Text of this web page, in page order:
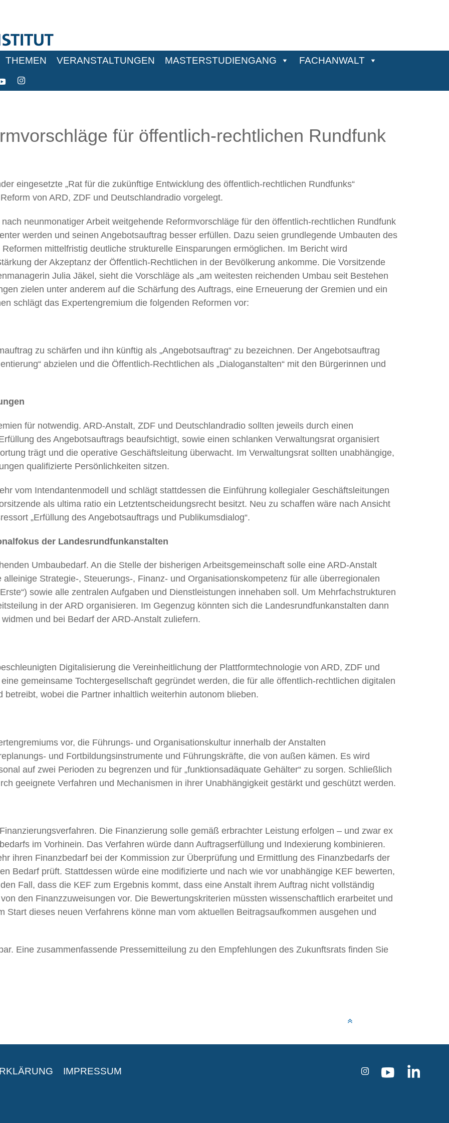
THEMEN VERANSTALTUNGEN MASTERSTUDIENGANG FACHANWALT
für öffentlich-rechtlichen Rundfunk
eingesetzte „Rat für die zukünftige Entwicklung des öffentlich-rechtlichen Rundfunks“
von ARD, ZDF und Deutschlandradio vorgelegt.
neunmonatiger Arbeit weitgehende Reformvorschläge für den öffentlich-rechtlichen Rundfunk
werden und seinen Angebotsauftrag besser erfüllen. Dazu seien grundlegende Umbauten des
mittelfristig deutliche strukturelle Einsparungen ermöglichen. Im Bericht wird
der Akzeptanz der Öffentlich-Rechtlichen in der Bevölkerung ankomme. Die Vorsitzende
Julia Jäkel, sieht die Vorschläge als „am weitesten reichenden Umbau seit Bestehen
zielen unter anderem auf die Schärfung des Auftrags, eine Erneuerung der Gremien und ein
schlägt das Expertengremium die folgenden Reformen vor:
zu schärfen und ihn künftig als „Angebotsauftrag“ zu bezeichnen. Der Angebotsauftrag
abzielen und die Öffentlich-Rechtlichen als „Dialoganstalten“ mit den Bürgerinnen und
für notwendig. ARD-Anstalt, ZDF und Deutschlandradio sollten jeweils durch einen
des Angebotsauftrags beaufsichtigt, sowie einen schlanken Verwaltungsrat organisiert
trägt und die operative Geschäftsleitung überwacht. Im Verwaltungsrat sollten unabhängige,
qualifizierte Persönlichkeiten sitzen.
vom Intendantenmodell und schlägt stattdessen die Einführung kollegialer Geschäftsleitungen
als ultima ratio ein Letztentscheidungsrecht besitzt. Neu zu schaffen wäre nach Ansicht
„Erfüllung des Angebotsauftrags und Publikumsdialog“.
der Landesrundfunkanstalten
Umbaubedarf. An die Stelle der bisherigen Arbeitsgemeinschaft solle eine ARD-Anstalt
Strategie-, Steuerungs-, Finanz- und Organisationskompetenz für alle überregionalen
sowie alle zentralen Aufgaben und Dienstleistungen innehaben soll. Um Mehrfachstrukturen
in der ARD organisieren. Im Gegenzug könnten sich die Landesrundfunkanstalten dann
und bei Bedarf der ARD-Anstalt zuliefern.
Digitalisierung die Vereinheitlichung der Plattformtechnologie von ARD, ZDF und
gemeinsame Tochtergesellschaft gegründet werden, die für alle öffentlich-rechtlichen digitalen
wobei die Partner inhaltlich weiterhin autonom blieben.
vor, die Führungs- und Organisationskultur innerhalb der Anstalten
und Fortbildungsinstrumente und Führungskräfte, die von außen kämen. Es wird
auf zwei Perioden zu begrenzen und für „funktionsadäquate Gehälter“ zu sorgen. Schließlich
geeignete Verfahren und Mechanismen in ihrer Unabhängigkeit gestärkt und geschützt werden.
Die Finanzierung solle gemäß erbrachter Leistung erfolgen – und zwar ex
im Vorhinein. Das Verfahren würde dann Auftragserfüllung und Indexierung kombinieren.
ihren Finanzbedarf bei der Kommission zur Überprüfung und Ermittlung des Finanzbedarfs der
Bedarf prüft. Stattdessen würde eine modifizierte und nach wie vor unabhängige KEF bewerten,
Fall, dass die KEF zum Ergebnis kommt, dass eine Anstalt ihrem Auftrag nicht vollständig
den Finanzzuweisungen vor. Die Bewertungskriterien müssten wissenschaftlich erarbeitet und
Start dieses neuen Verfahrens könne man vom aktuellen Beitragsaufkommen ausgehen und
Eine zusammenfassende Pressemitteilung zu den Empfehlungen des Zukunftsrats finden Sie
IMPRESSUM